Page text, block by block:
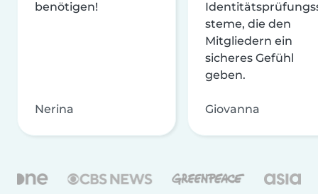
benötigen!
Nerina
steme, die den
Mitgliedern ein
sicheres Gefühl
geben.
Giovanna